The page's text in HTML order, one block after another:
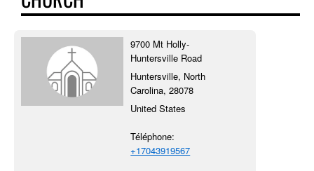
9700 Mt Holly-
Huntersville Road
Huntersville, North
Carolina, 28078
United States
Téléphone:
+17043919567